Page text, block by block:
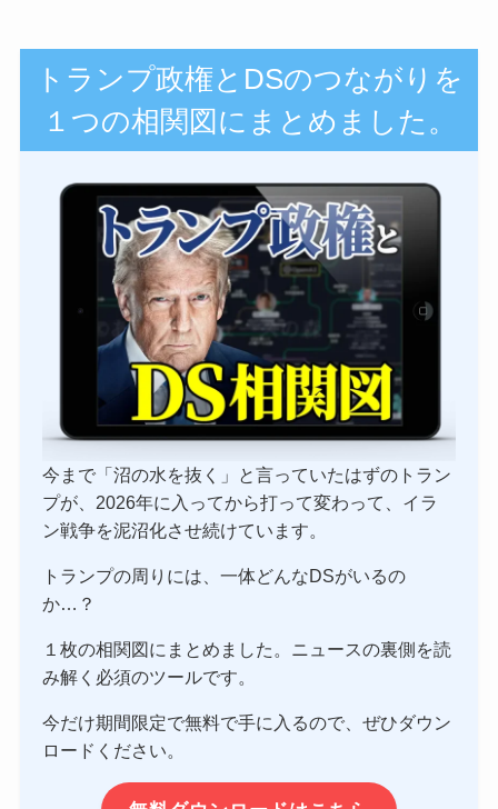
トランプ政権とDSのつながりを
１つの相関図にまとめました。
今まで「沼の水を抜く」と言っていたはずのトラン
プが、2026年に入ってから打って変わって、イラ
ン戦争を泥沼化させ続けています。
トランプの周りには、一体どんなDSがいるの
か…？
１枚の相関図にまとめました。ニュースの裏側を読
み解く必須のツールです。
今だけ期間限定で無料で手に入るので、ぜひダウン
ロードください。